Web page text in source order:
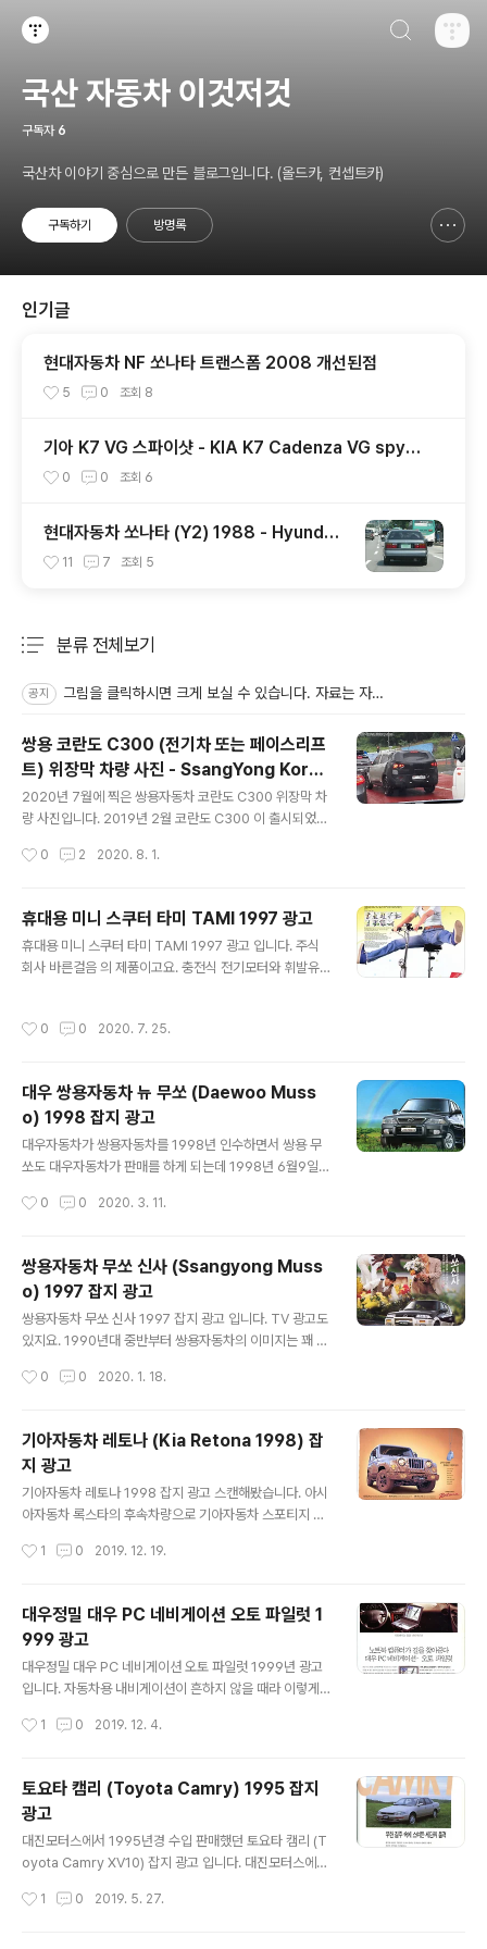
국산 자동차 이것저것
구독자 6
국산차 이야기 중심으로 만든 블로그입니다. (올드카, 컨셉트카)
구독하기 방명록
인기글
현대자동차 NF 쏘나타 트랜스폼 2008 개선된점
5 0 조회 8
기아 K7 VG 스파이샷 - KIA K7 Cadenza VG spysh
ot 1
0 0 조회 6
현대자동차 쏘나타 (Y2) 1988 - Hyundai
Sonata (Y2) 1988 - 1
11 7 조회 5
분류 전체보기
공지 그림을 클릭하시면 크게 보실 수 있습니다. 자료는 자유롭게 쓰시고요. 다른 분들도 오시게 출처만 남겨주세요.
쌍용 코란도 C300 (전기차 또는 페이스리프
트) 위장막 차량 사진 - SsangYong Koran
do C300 spyshot
2020년 7월에 찍은 쌍용자동차 코란도 C300 위장막 차
량 사진입니다. 2019년 2월 코란도 C300 이 출시되었는
네요. 코란도를 기반으로 한 쌍용자동차 최초의 전기차 e-
션 일수도 있겠고 코란도 페이스리프트 일수도 있겠네요.
그동안 코란도 C300 디자인이 티볼리와 너무 비슷하다는
소비자들의 불만이 많았고 그래서인지 코란도는 신차인데
도 판매량이 안좋아서 할인과 옵션추가로 버텨내고 있었지
니다.쌍용자동차는 인기 모델 티볼리 에어를 갑작스레 단
0 2 2020. 8. 1.
휴대용 미니 스쿠터 타미 TAMI 1997 광고
휴대용 미니 스쿠터 타미 TAMI 1997 광고 입니다. 주식
회사 바른걸음 의 제품이고요. 충전식 전기모터와 휘발유
출시되었는데 당시에는 대중적으로 크게 인기를 못끈거 같
만 휘발유 1리터로 40Km 정도를 달릴 수 있다고 하니 고
장만 안나면 유지비 걱정은 안해도 됐을 것 같네요. 새로운
레포츠가 온다!고성능 휴대용 미니 스쿠터 타미가 온다 유
니크한 형태와 심플한 구조로 유럽과 미주에서 선풍적인
용성이 높은 신개념의 미니스쿠터입니다...
0 0 2020. 7. 25.
대우 쌍용자동차 뉴 무쏘 (Daewoo Muss
o) 1998 잡지 광고
대우자동차가 쌍용자동차를 1998년 인수하면서 쌍용 무
쏘도 대우자동차가 판매를 하게 되는데 1998년 6월9일
쏘의 출시 초기 1998년까지는 쌍용자동차 엠블럼을 달고
과 엠블럼으로 바뀐것 같습니다. 뉴 무쏘의 외관은 전보다
각진 모습이 많이 사라지고 둥그스름해진게 특징입니다.
제 취향에는 초기형 무쏘의 각진 스타일이 더 좋더군요. 초
기형 각진 무쏘는 2020년 현재 거의 보기 힘들고 페이스
리프트 뉴 무쏘는 간간히 보입니다. 색상은 검정색이 대다
니시더군요. 터보 인터쿨러의 힘으로! 젊고 당당한 스타일
0 0 2020. 3. 11.
쌍용자동차 무쏘 신사 (Ssangyong Muss
o) 1997 잡지 광고
쌍용자동차 무쏘 신사 1997 잡지 광고 입니다. TV 광고도
있지요. 1990년대 중반부터 쌍용자동차의 이미지는 꽤 개
이스타나 등 신차를 출시하면서 벤츠와 기술제휴했다는걸
광고에도 벤츠 엔진이라고 자랑) 무쏘는 디자인이 세련되
고 가격도 비싸서 중산층 중년 아저씨들 사이에 인기있는
차였지요. 제가 아는 어떤 직업군인 아저씨도 무쏘를 몰고
다니셔서 몇번 얻어 타본적이 있습니다. 귀하와 어울리는
승용차 기품입니다. 도시와 하나되는 승용차 감각입니다. *
계의 95마력 초강력 엔진 * 최고급 명차 분위기를 연출하
0 0 2020. 1. 18.
기아자동차 레토나 (Kia Retona 1998) 잡
지 광고
기아자동차 레토나 1998 잡지 광고 스캔해봤습니다. 아시
아자동차 록스타의 후속차량으로 기아자동차 스포티지 플
름으로 현재 군용차로도 활약하고 있지요. 20년전 쯤 아는
소음은 무난했다는 기억입니다. 2도어만 출시되서 큰 인기
는 못 끌었던것으로 기억합니다. 압도적인 성능 - 군용 4W
D 로 선정된 국내 유일의 4WD 레토나. 2000cc 이하라
세제혜택에서 유리하며, 터보 인터쿨러를 탑재하여 파워에
용되어 오던 서스펜션, 소음 유입을 막은 NVH 시스템으로
1 0 2019. 12. 19.
대우정밀 대우 PC 네비게이션 오토 파일럿 1
999 광고
대우정밀 대우 PC 네비게이션 오토 파일럿 1999년 광고
입니다. 자동차용 내비게이션이 흔하지 않을 때라 이렇게
도 집에 있는 노트북을 내비게이션으로 활용해볼까 생각해
HDD 가 고장날 것 같고 충전과 거치도 어려워서 포기한
기억이 있습니다. 노트북 컴퓨터가 길을 찾아준다. 대우 P
C 네비게이션 오토 파일럿 큰맘 먹고 장만한 노트북 컴퓨
터를 워드로만 쓰긴 아깝다? 운전할 때 쉽고 편하게 길을
찾을 수 있었으면 좋겠다? 그렇다면 대우 PC 내비게이션
비게이션 시스템. 대우 오토 파일럿. 비용은 일반 시스템보
1 0 2019. 12. 4.
토요타 캠리 (Toyota Camry) 1995 잡지
광고
대진모터스에서 1995년경 수입 판매했던 토요타 캠리 (T
oyota Camry XV10) 잡지 광고 입니다. 대진모터스에서
XV10) 잡지 광고 입니다. 수입선다변화 규제 때문에 일본
1 0 2019. 5. 27.